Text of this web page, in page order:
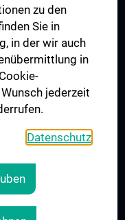
zu den
Sie in
in der wir auch
in
jederzeit
Datenschutz